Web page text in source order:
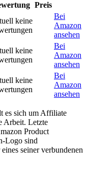
Preis
keine
Bei
Amazon
ansehen
keine
Bei
Amazon
ansehen
keine
Bei
Amazon
ansehen
es sich um Affiliate
Arbeit. Letzte
Product
Logo sind
seiner verbundenen